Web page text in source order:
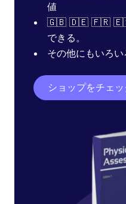
値
🇬🇧 🇩🇪 🇫🇷
できる。
その他にもいろい
ショップをチェ